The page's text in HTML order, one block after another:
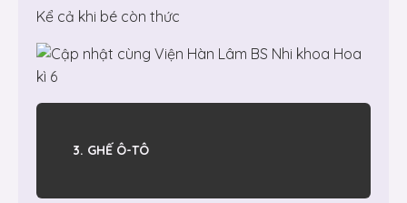
Kể cả khi bé còn thức
3. GHẾ Ô-TÔ